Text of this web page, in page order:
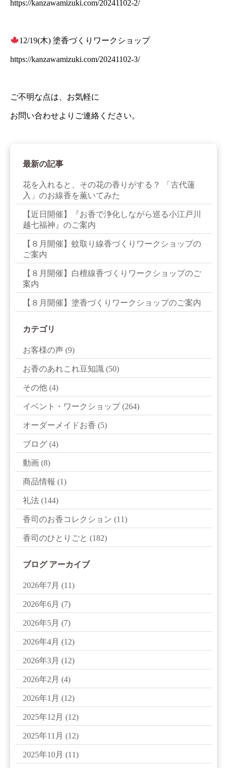
https://kanzawamizuki.com/20241102-2/
12/19(木) 塗香づくりワークショップ
https://kanzawamizuki.com/20241102-3/
ご不明な点は、お気軽に
お問い合わせよりご連絡ください。
最新の記事
花を入れると、その花の香りがする？ 「古代蓮
入」のお線香を薫いてみた
【近日開催】『お香で浄化しながら巡る小江戸川
越七福神』のご案内
【８月開催】蚊取り線香づくりワークショップの
ご案内
【８月開催】白檀線香づくりワークショップのご
案内
【８月開催】塗香づくりワークショップのご案内
カテゴリ
お客様の声 (9)
お香のあれこれ豆知識 (50)
その他 (4)
イベント・ワークショップ(264)
オーダーメイドお香 (5)
ブログ (4)
動画 (8)
商品情報 (1)
礼法 (144)
香司のお香コレクション (11)
香司のひとりごと (182)
ブログ アーカイブ
2026年7月 (11)
2026年6月 (7)
2026年5月 (7)
2026年4月 (12)
2026年3月 (12)
2026年2月 (4)
2026年1月 (12)
2025年12月 (12)
2025年11月 (12)
2025年10月 (11)